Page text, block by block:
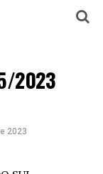
2023
2023